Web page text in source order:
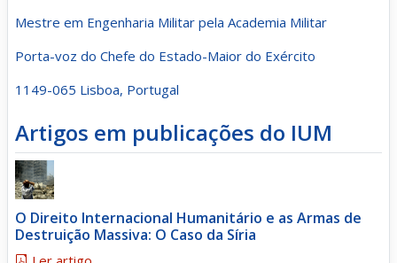
Mestre em Engenharia Militar pela Academia Militar
Porta-voz do Chefe do Estado-Maior do Exército
1149-065 Lisboa, Portugal
Artigos em publicações do IUM
O Direito Internacional Humanitário e as Armas de
Destruição Massiva: O Caso da Síria